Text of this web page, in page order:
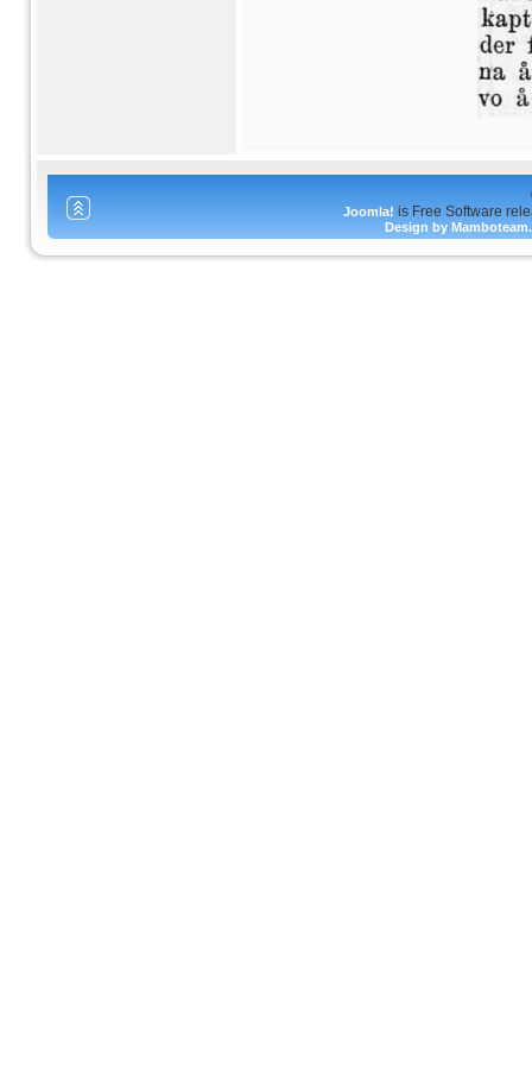
Joomla! is Free Software
Design by